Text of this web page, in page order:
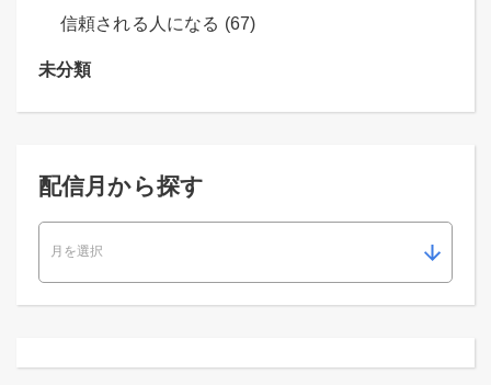
信頼される人になる (67)
未分類
配信月から探す